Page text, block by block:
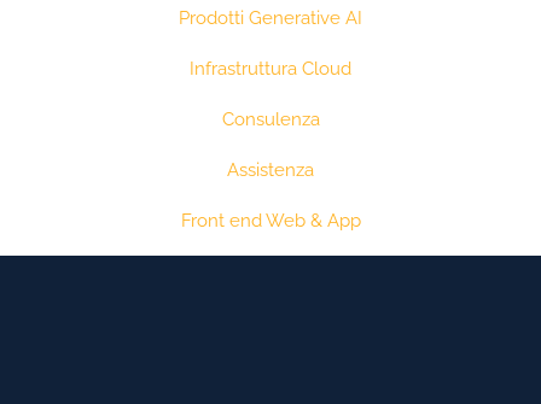
Prodotti Generative AI
Infrastruttura Cloud
Consulenza
Assistenza
Front end Web & App